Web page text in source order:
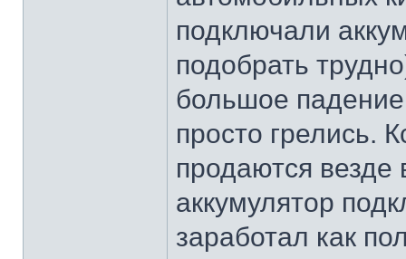
подключали
подобрать
большое
просто грелись.
продаются везде
аккумулятор
заработал как